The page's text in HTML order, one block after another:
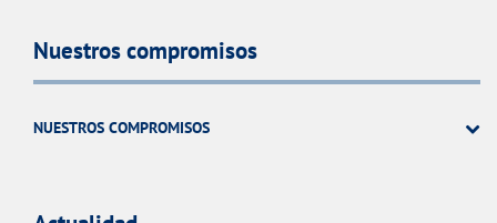
Nuestros compromisos
NUESTROS COMPROMISOS